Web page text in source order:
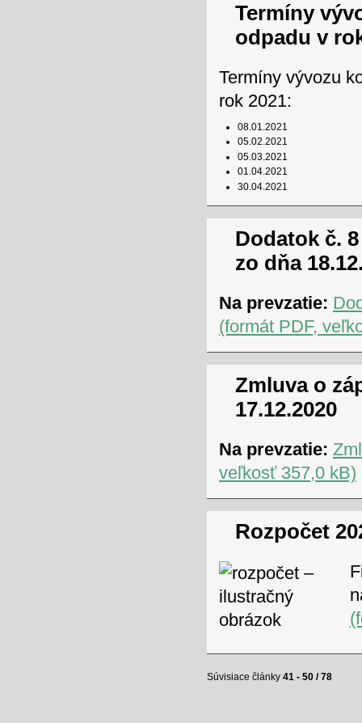
Termíny
odpadu v
Termíny vývozu
rok 2021:
08.01.2021
05.02.2021
05.03.2021
01.04.2021
30.04.2021
Dodatok č.
zo dňa
Na prevzatie:
(formát PDF,
Zmluva o
17.12.2020
Na prevzatie:
veľkosť 357,0 kB)
Rozpočet
Súvisiace články 41 - 50 / 78